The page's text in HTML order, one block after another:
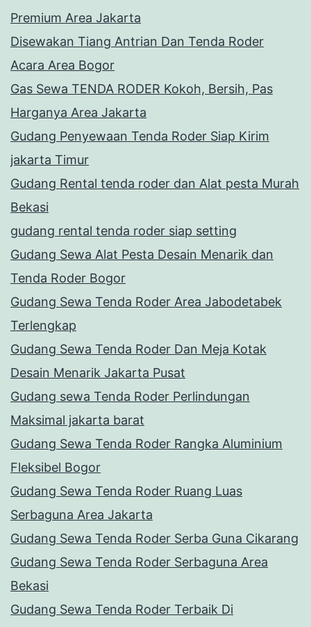
Premium Area Jakarta
Disewakan Tiang Antrian Dan Tenda Roder
Acara Area Bogor
Gas Sewa TENDA RODER Kokoh, Bersih, Pas
Harganya Area Jakarta
Gudang Penyewaan Tenda Roder Siap Kirim
jakarta Timur
Gudang Rental tenda roder dan Alat pesta Murah
Bekasi
gudang rental tenda roder siap setting
Gudang Sewa Alat Pesta Desain Menarik dan
Tenda Roder Bogor
Gudang Sewa Tenda Roder Area Jabodetabek
Terlengkap
Gudang Sewa Tenda Roder Dan Meja Kotak
Desain Menarik Jakarta Pusat
Gudang sewa Tenda Roder Perlindungan
Maksimal jakarta barat
Gudang Sewa Tenda Roder Rangka Aluminium
Fleksibel Bogor
Gudang Sewa Tenda Roder Ruang Luas
Serbaguna Area Jakarta
Gudang Sewa Tenda Roder Serba Guna Cikarang
Gudang Sewa Tenda Roder Serbaguna Area
Bekasi
Gudang Sewa Tenda Roder Terbaik Di